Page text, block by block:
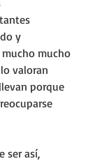
y
mucho
valoran
porque
ser así,